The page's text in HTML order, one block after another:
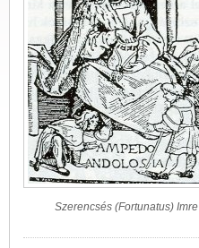
Szerencsés (Fortunatus) Imre